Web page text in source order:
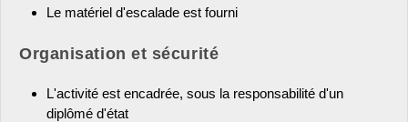
Le matériel d'escalade est fourni
Organisation et sécurité
L'activité est encadrée, sous la responsabilité d'un
diplômé d'état